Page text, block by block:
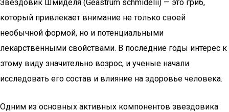
Звездовик Шмиделя (Geastrum schmidelii) — это гриб,
который привлекает внимание не только своей
необычной формой, но и потенциальными
лекарственными свойствами. В последние годы интерес к
этому виду значительно возрос, и ученые начали
исследовать его состав и влияние на здоровье человека.
Одним из основных активных компонентов звездовика